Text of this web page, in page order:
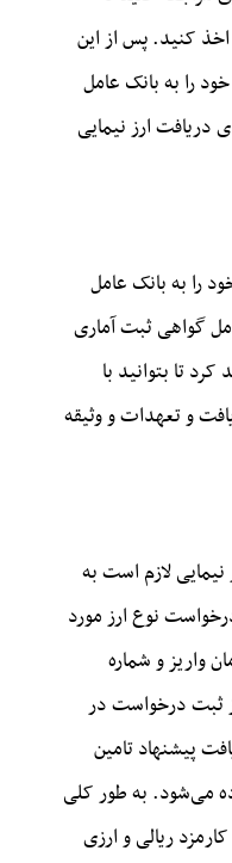
کنید. پس از این
را به بانک عامل
دریافت ارز نیمایی
را به بانک عامل
گواهی ثبت آماری
تا بتوانید با
و تعهدات و وثیقه
لازم است به
نوع ارز مورد
واریز و شماره
ثبت درخواست در
پیشنهاد تامین
می‌شود. به طور کلی
ریالی و ارزی